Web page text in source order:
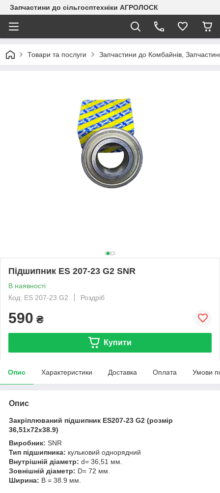
Запчастини до сільгосптехніки АГРОЛОСК
Товари та послуги Запчастини до Комбайнів,
Підшипник ES 207-23 G2 SNR
В наявності
Код: ES 207-23 G2
Роздріб
590 ₴
Купити
Опис Характеристики Доставка Оплата Умови
Опис
Закріплюваний підшипник ES207-23 G2 (розмір
36,51x72x38.9)
Виробник: SNR
Тип підшипника: кульковий однорядний
Внутрішній діаметр: d= 36,51 мм.
Зовнішній діаметр: D= 72 мм.
Ширина: B = 38.9 мм.